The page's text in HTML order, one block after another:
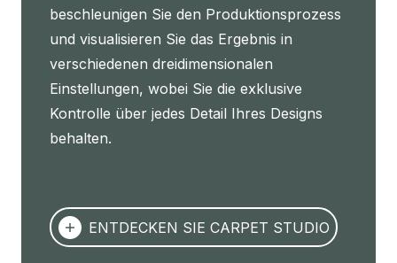
beschleunigen Sie den Produktionsprozess
und visualisieren Sie das Ergebnis in
verschiedenen dreidimensionalen
Einstellungen, wobei Sie die exklusive
Kontrolle über jedes Detail Ihres Designs
behalten.
ENTDECKEN SIE CARPET STUDIO